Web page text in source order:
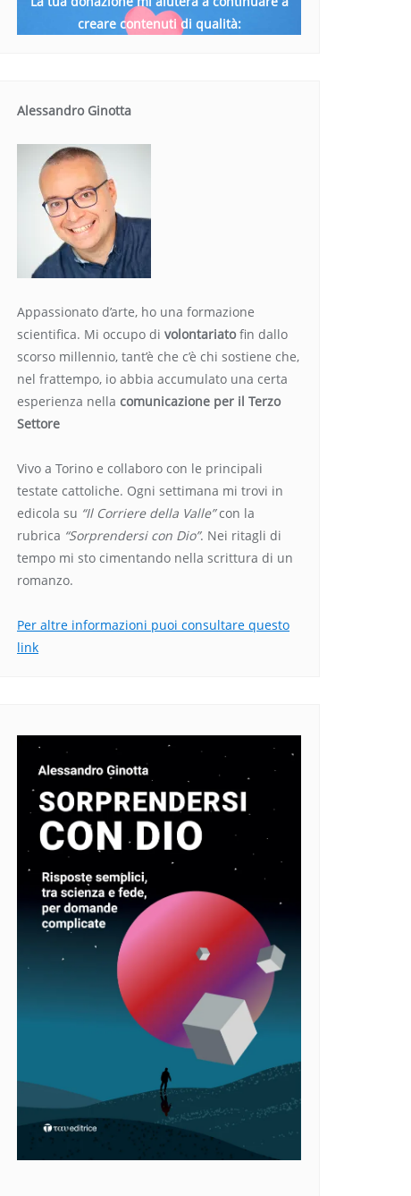
creare contenuti di qualità:
Alessandro Ginotta
Appassionato d’arte, ho una formazione
scientifica. Mi occupo di volontariatofin dallo
scorso millennio, tant’è che c’è chi sostiene che,
nel frattempo, io abbia accumulato una certa
esperienza nella comunicazione per il Terzo
Settore
Vivo a Torino e collaboro con le principali
testate cattoliche. Ogni settimana mi trovi in
edicola su “Il Corriere della Valle”con la
rubrica “Sorprendersi con Dio”. Nei ritagli di
tempo mi sto cimentando nella scrittura di un
romanzo.
Per altre informazioni puoi consultare questo
link